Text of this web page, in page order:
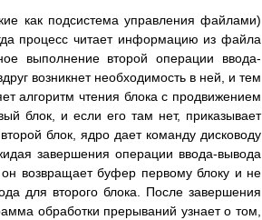
как подсистема управления файлами)
процесс читает информацию из файла
выполнение второй операции ввода-
возникнет необходимость в ней, и тем
алгоритм чтения блока с продвижением
блок, и если его там нет, приказывает
блок, ядро дает команду дисководу
завершения операции ввода-вывода
возвращает буфер первому блоку и не
для второго блока. После завершения
обработки прерываний узнает о том,